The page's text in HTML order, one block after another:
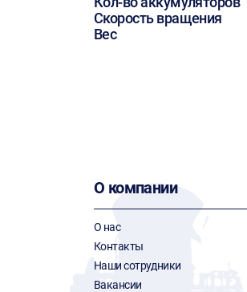
Скорость вращения
Вес
О компании
О нас
Контакты
Наши сотрудники
Вакансии